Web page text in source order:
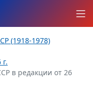
(1918-1978)
в редакции от 26